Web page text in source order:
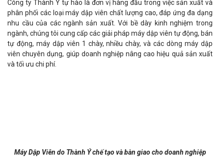
Công ty Thành Ý tự hào là đơn vị hàng đầu trong việc sản xuất và
phân phối các loại máy dập viên chất lượng cao, đáp ứng đa dạng
nhu cầu của các ngành sản xuất. Với bề dày kinh nghiệm trong
ngành, chúng tôi cung cấp các giải pháp máy dập viên tự động, bán
tự động, máy dập viên 1 chày, nhiều chày, và các dòng máy dập
viên chuyên dụng, giúp doanh nghiệp nâng cao hiệu quả sản xuất
và tối ưu chi phí.
Máy Dập Viên do Thành Ý chế tạo và bàn giao cho doanh nghiệp